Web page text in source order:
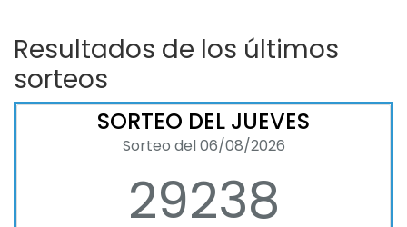
Resultados de los últimos
sorteos
SORTEO DEL JUEVES
Sorteo del 06/08/2026
29238